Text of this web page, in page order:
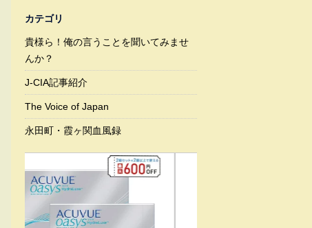
カテゴリ
貴様ら！俺の言うことを聞いてみませ
んか？
J-CIA記事紹介
The Voice of Japan
永田町・霞ヶ関血風録